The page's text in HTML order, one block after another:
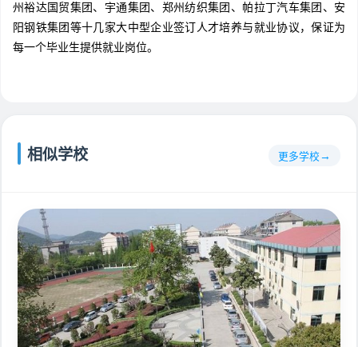
州裕达国贸集团、宇通集团、郑州纺织集团、帕拉丁汽车集团、安
阳钢铁集团等十几家大中型企业签订人才培养与就业协议，保证为
每一个毕业生提供就业岗位。
相似学校 更多学校